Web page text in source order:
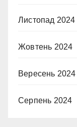
Листопад 2024
Жовтень 2024
Вересень 2024
Серпень 2024